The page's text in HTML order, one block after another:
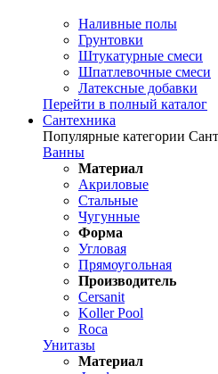
Наливные полы
Грунтовки
Штукатурные смеси
Шпатлевочные смеси
Латексные добавки
Перейти в полный каталог
Сантехника
Популярные категории
Ванны
Материал
Акриловые
Стальные
Чугунные
Форма
Угловая
Прямоугольная
Производитель
Cersanit
Koller Pool
Roca
Унитазы
Материал